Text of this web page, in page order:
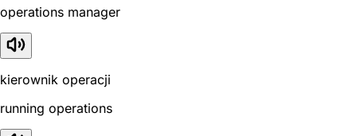
operations manager
kierownik operacji
running operations